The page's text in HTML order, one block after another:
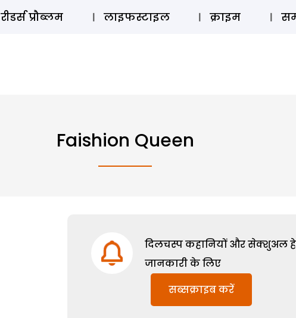
ऑडियो स्टोरी
रीडर्स प्रौब्लम लाइफस्टाइल क्राइम
Faishion Queen
दिलचस्प कहानियों और सेक्शुअल
जानकारी के लिए
सब्सक्राइब करें